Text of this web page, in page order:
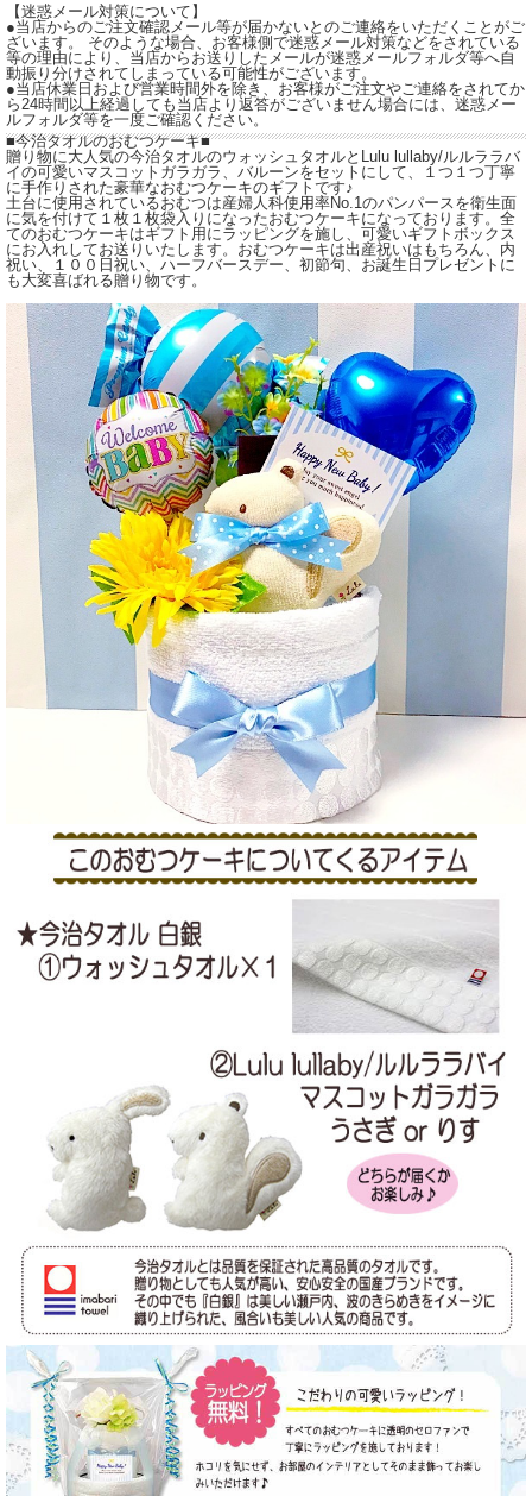
【迷惑メール対策について】
●当店からのご注文確認メール等が届かないとのご連絡をいただくことがご
ざいます。 そのような場合、お客様側で迷惑メール対策などをされている
等の理由により、当店からお送りしたメールが迷惑メールフォルダ等へ自
動振り分けされてしまっている可能性がございます。
●当店休業日および営業時間外を除き、お客様がご注文やご連絡をされてか
ら24時間以上経過しても当店より返答がございません場合には、迷惑メー
ルフォルダ等を一度ご確認ください。
■今治タオルのおむつケーキ■
贈り物に大人気の今治タオルのウォッシュタオルとLulu lullaby/ルルララバ
イの可愛いマスコットガラガラ、バルーンをセットにして、１つ１つ丁寧
に手作りされた豪華なおむつケーキのギフトです♪
土台に使用されているおむつは産婦人科使用率No.1のパンパースを衛生面
に気を付けて１枚１枚袋入りになったおむつケーキになっております。全
てのおむつケーキはギフト用にラッピングを施し、可愛いギフトボックス
にお入れしてお送りいたします。おむつケーキは出産祝いはもちろん、内
祝い、１００日祝い、ハーフバースデー、初節句、お誕生日プレゼントに
も大変喜ばれる贈り物です。